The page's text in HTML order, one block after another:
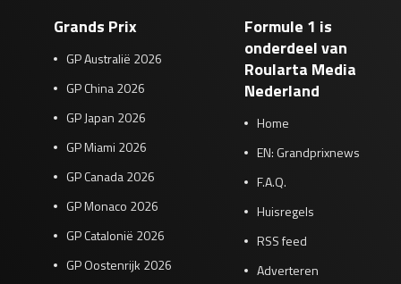
Grands Prix
GP Australië 2026
GP China 2026
GP Japan 2026
GP Miami 2026
GP Canada 2026
GP Monaco 2026
GP Catalonië 2026
GP Oostenrijk 2026
Formule 1 is
onderdeel van
Roularta Media
Nederland
Home
EN: Grandprixnews
F.A.Q.
Huisregels
RSS feed
Adverteren